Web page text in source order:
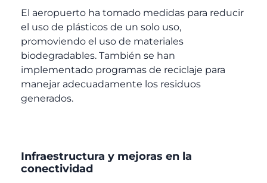
El aeropuerto ha tomado medidas para reducir
el uso de plásticos de un solo uso,
promoviendo el uso de materiales
biodegradables. También se han
implementado programas de reciclaje para
manejar adecuadamente los residuos
generados.
Infraestructura y mejoras en la
conectividad